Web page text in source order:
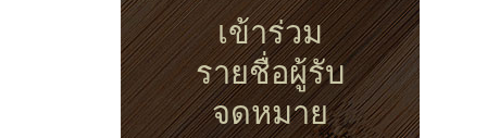
เข้าร่วม
รายชื่อผู้รับ
จดหมาย